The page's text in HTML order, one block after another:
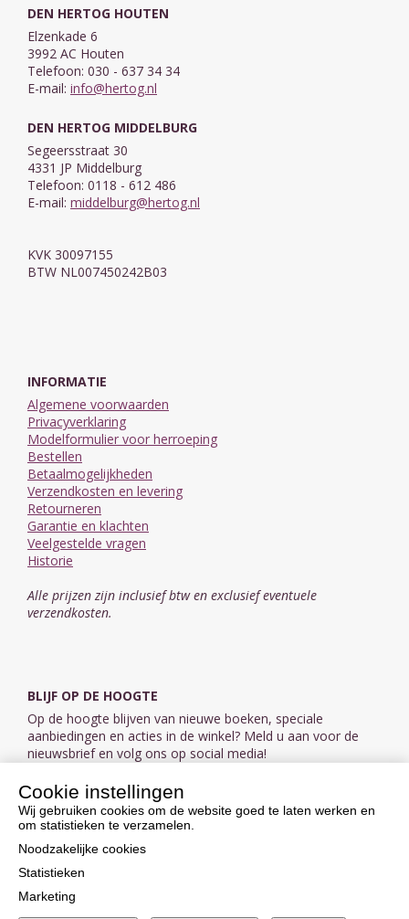
DEN HERTOG HOUTEN
Elzenkade 6
3992 AC Houten
Telefoon: 030 - 637 34 34
E-mail: info@hertog.nl
DEN HERTOG MIDDELBURG
Segeersstraat 30
4331 JP Middelburg
Telefoon: 0118 - 612 486
E-mail: middelburg@hertog.nl
KVK 30097155
BTW NL007450242B03
INFORMATIE
Algemene voorwaarden
Privacyverklaring
Modelformulier voor herroeping
Bestellen
Betaalmogelijkheden
Verzendkosten en levering
Retourneren
Garantie en klachten
Veelgestelde vragen
Historie
Alle prijzen zijn inclusief btw en exclusief eventuele
verzendkosten.
BLIJF OP DE HOOGTE
Op de hoogte blijven van nieuwe boeken, speciale
aanbiedingen en acties in de winkel? Meld u aan voor de
nieuwsbrief en volg ons op social media!
Aanmelden nieuwsbrief
VOLG ONS OP SOCIAL MEDIA
Cookie instellingen
Wij gebruiken cookies om de website goed te laten werken en
om statistieken te verzamelen.
Noodzakelijke cookies
Statistieken
Marketing